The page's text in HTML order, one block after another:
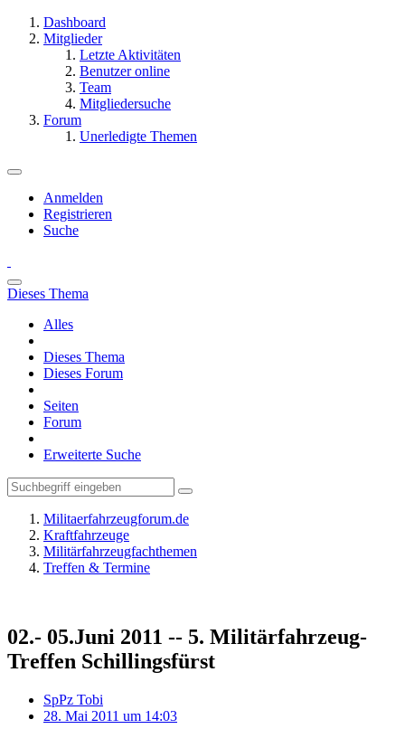
Dashboard
Mitglieder
Letzte Aktivitäten
Benutzer online
Team
Mitgliedersuche
Forum
Unerledigte Themen
Anmelden
Registrieren
Suche
Dieses Thema
Alles
Dieses Thema
Dieses Forum
Seiten
Forum
Erweiterte Suche
Militaerfahrzeugforum.de
Kraftfahrzeuge
Militärfahrzeugfachthemen
Treffen & Termine
02.- 05.Juni 2011 -- 5. Militärfahrzeug-
Treffen Schillingsfürst
SpPz Tobi
28. Mai 2011 um 14:03